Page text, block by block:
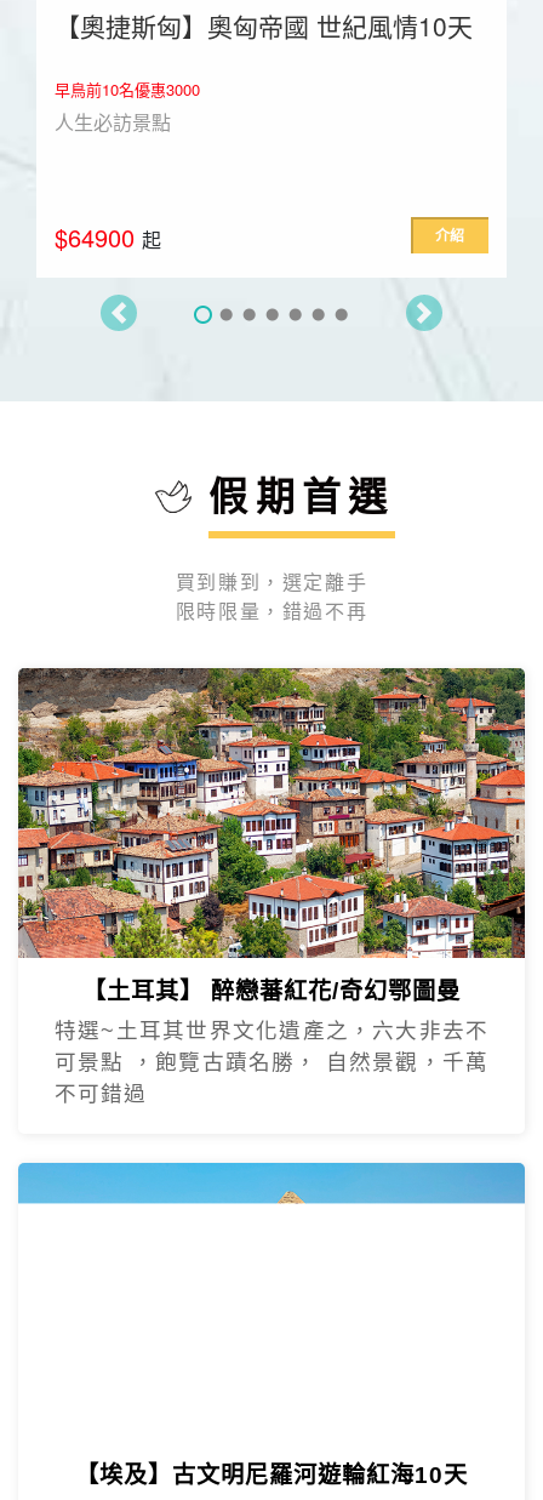
【奧捷斯匈】奧匈帝國 世紀風情10天
早鳥前10名優惠3000
人生必訪景點
$64900 起 介紹
假期首選
買到賺到，選定離手
限時限量，錯過不再
【土耳其】 醉戀蕃紅花/奇幻鄂圖曼
特選~土耳其世界文化遺產之，六大非去不
可景點 ，飽覽古蹟名勝， 自然景觀，千萬
不可錯過
【埃及】古文明尼羅河遊輪紅海10天